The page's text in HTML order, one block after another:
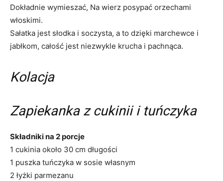
Dokładnie wymieszać, Na wierz posypać orzechami
włoskimi.
Sałatka jest słodka i soczysta, a to dzięki marchewce i
jabłkom, całość jest niezwykle krucha i pachnąca.
Kolacja
Zapiekanka z cukinii i tuńczyka
Składniki na 2 porcje
1 cukinia około 30 cm długości
1 puszka tuńczyka w sosie własnym
2 łyżki parmezanu